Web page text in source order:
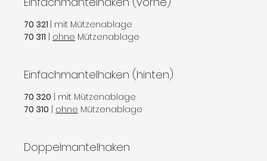
70 321 | mit Mützenablage
70 311
ohne Mützenablage
Einfachmantelhaken (hinten)
70 320 | mit Mützenablage
70 310
ohne Mützenablage
Doppelmantelhaken